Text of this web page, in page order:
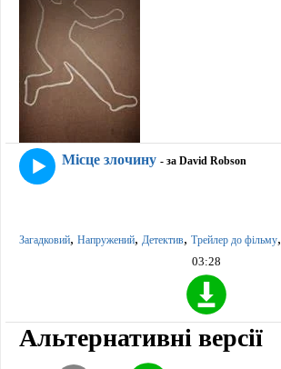
Місце злочину - за David Robson
Загадковий, Напружений, Детектив, Трейлер до фільму,
03:28
Альтернативні версії